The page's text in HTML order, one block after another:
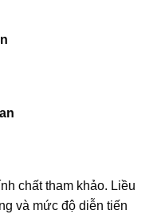
chất tham khảo. Liều
và mức độ diễn tiến